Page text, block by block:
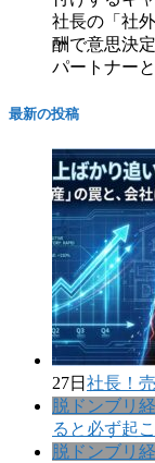
社長の「社
酬で意思決
パートナー
最新の投稿
27日 社長！
脱ドンブリ
ると必ず起
脱ドンブリ